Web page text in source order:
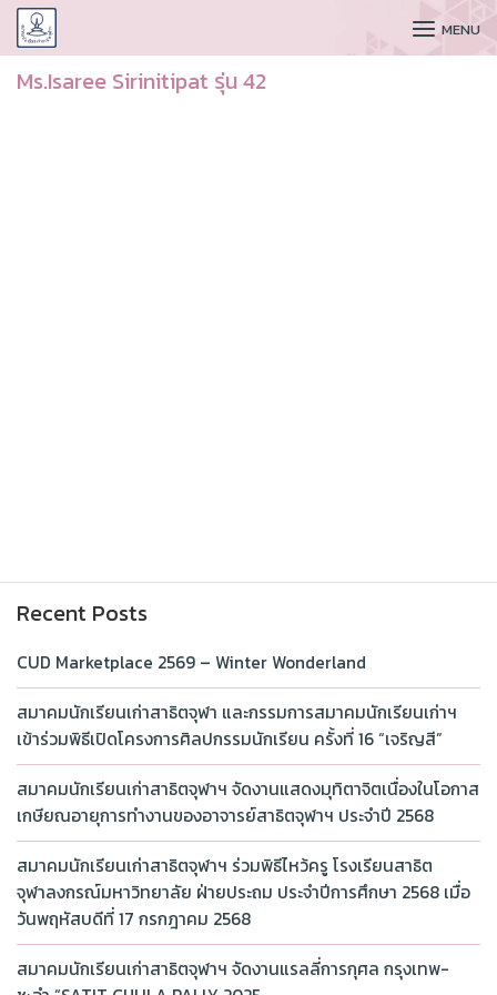
CUDAA MENU
Ms.Isaree Sirinitipat รุ่น 42
Recent Posts
CUD Marketplace 2569 – Winter Wonderland
สมาคมนักเรียนเก่าสาธิตจุฬา และกรรมการสมาคมนักเรียนเก่าฯ
เข้าร่วมพิธีเปิดโครงการศิลปกรรมนักเรียน ครั้งที่ 16 “เจริญสี”
สมาคมนักเรียนเก่าสาธิตจุฬาฯ จัดงานแสดงมุทิตาจิตเนื่องในโอกาส
เกษียณอายุการทำงานของอาจารย์สาธิตจุฬาฯ ประจำปี 2568
สมาคมนักเรียนเก่าสาธิตจุฬาฯ ร่วมพิธีไหว้ครู โรงเรียนสาธิต
จุฬาลงกรณ์มหาวิทยาลัย ฝ่ายประถม ประจำปีการศึกษา 2568 เมื่อ
วันพฤหัสบดีที่ 17 กรกฎาคม 2568
สมาคมนักเรียนเก่าสาธิตจุฬาฯ จัดงานแรลลี่การกุศล กรุงเทพ-